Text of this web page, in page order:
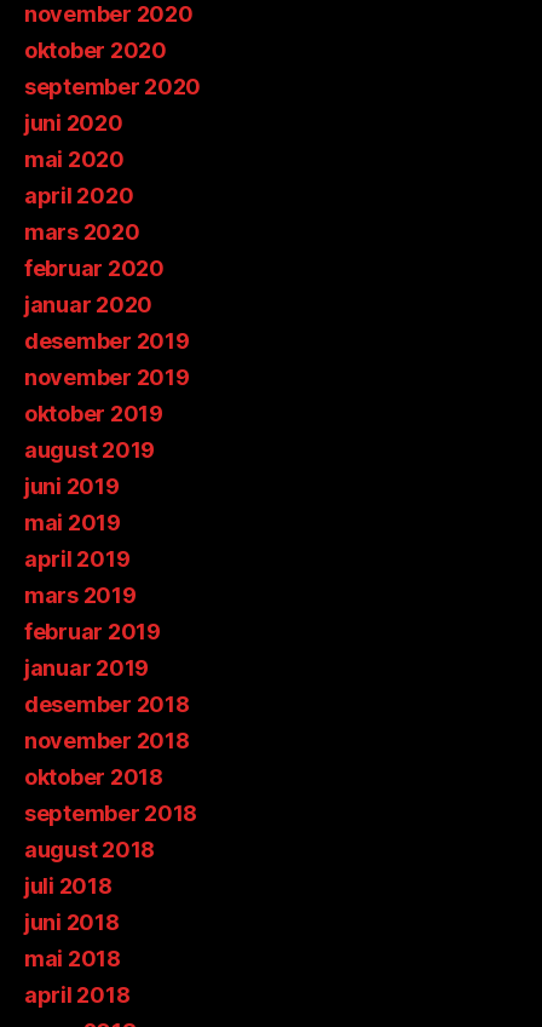
november 2020
oktober 2020
september 2020
juni 2020
mai 2020
april 2020
mars 2020
februar 2020
januar 2020
desember 2019
november 2019
oktober 2019
august 2019
juni 2019
mai 2019
april 2019
mars 2019
februar 2019
januar 2019
desember 2018
november 2018
oktober 2018
september 2018
august 2018
juli 2018
juni 2018
mai 2018
april 2018